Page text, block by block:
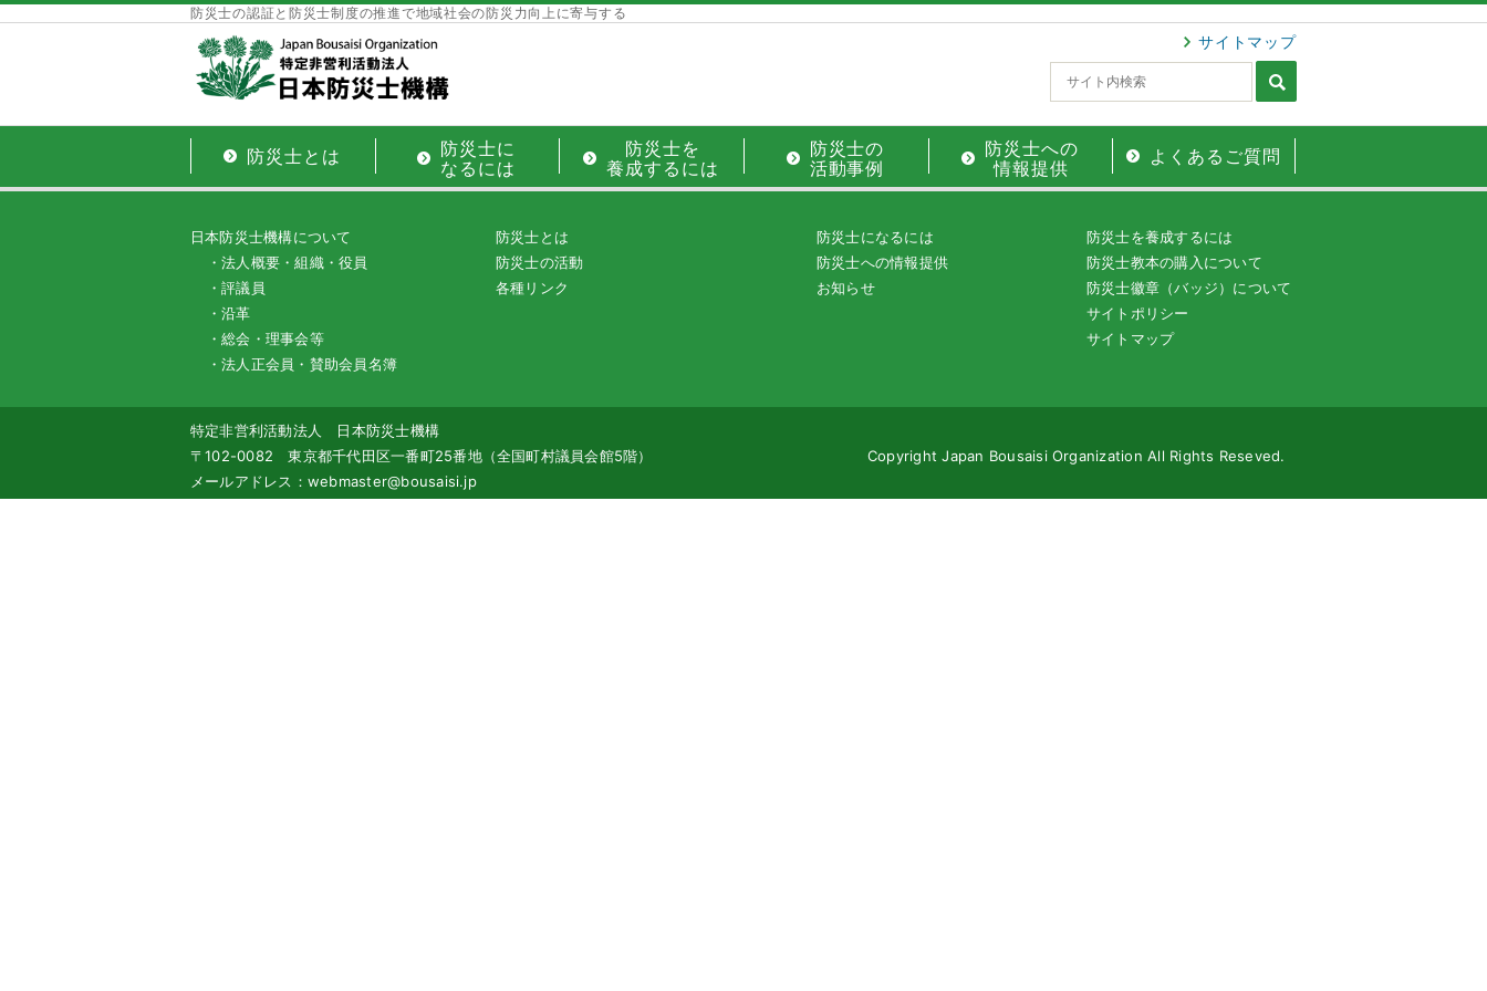
防災士の認証と防災士制度の推進で地域社会の防災力向上に寄与する
サイトマップ
防災士とは
防災士に
なるには
防災士を
養成するには
防災士の
活動事例
防災士への
情報提供
よくあるご質問
日本防災士機構について
・法人概要・組織・役員
・評議員
・沿革
・総会・理事会等
・法人正会員・賛助会員名簿
防災士とは
防災士の活動
各種リンク
防災士になるには
防災士への情報提供
お知らせ
防災士を養成するには
防災士教本の購入について
防災士徽章（バッジ）について
サイトポリシー
サイトマップ
特定非営利活動法人 日本防災士機構
〒102-0082 東京都千代田区一番町25番地（全国町村議員会館5階）
メールアドレス：webmaster@bousaisi.jp
Copyright Japan Bousaisi Organization All Rights Reseved.